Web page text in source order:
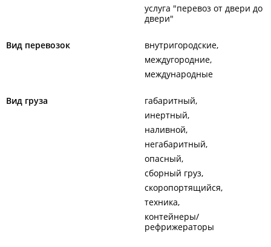
услуга "перевоз от двери до
двери"
Вид перевозок
внутригородские
междугородние
международные
Вид груза
габаритный
инертный
наливной
негабаритный
опасный
сборный груз
скоропортящийся
техника
контейнеры/
рефрижераторы